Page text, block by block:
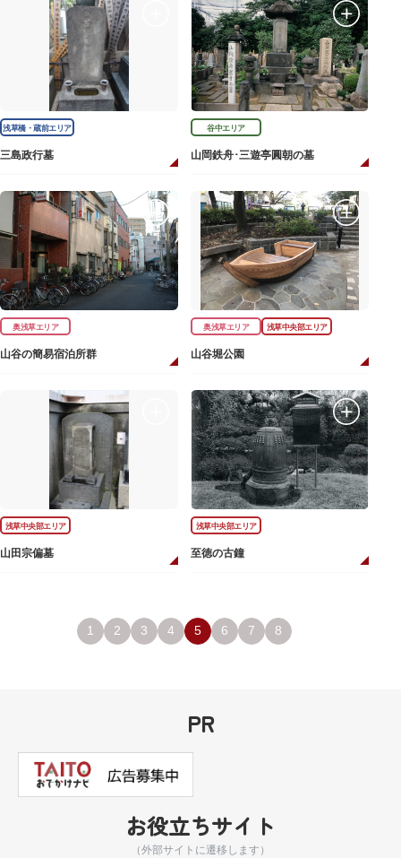
浅草橋・蔵前エリア
三島政行墓
谷中エリア
山岡鉄舟･三遊亭圓朝の墓
奥浅草エリア
山谷の簡易宿泊所群
奥浅草エリア 浅草中央部エリア
山谷堀公園
浅草中央部エリア
山田宗偏墓
浅草中央部エリア
至徳の古鐘
1 2 3 4 5 6 7 8
PR
お役立ちサイト
（外部サイトに遷移します）